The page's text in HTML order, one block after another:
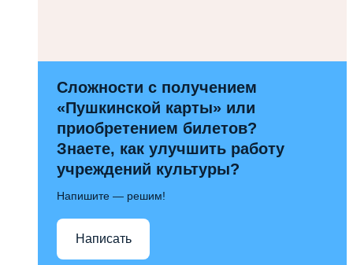
Сложности с получением
«Пушкинской карты» или
приобретением билетов?
Знаете, как улучшить работу
учреждений культуры?
Напишите — решим!
Написать